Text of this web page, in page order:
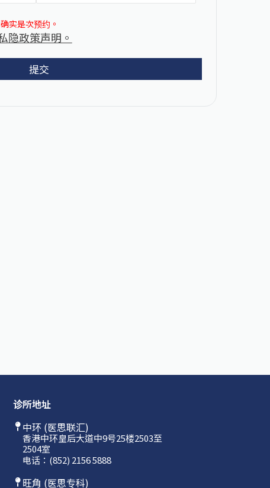
实是次预约。
隐政策声明。
提交
诊所地址
中环 (医思联汇)
香港中环皇后大道中9号25楼2503至
2504室
电话： (852) 2156 5888
旺角 (医思专科)